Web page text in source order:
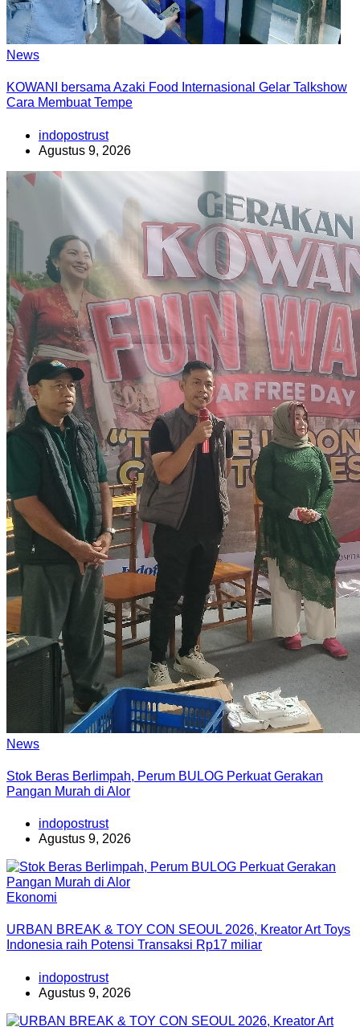
News
KOWANI bersama Azaki Food Internasional Gelar Talkshow
Cara Membuat Tempe
indopostrust
Agustus 9, 2026
News
Stok Beras Berlimpah, Perum BULOG Perkuat Gerakan
Pangan Murah di Alor
indopostrust
Agustus 9, 2026
Ekonomi
URBAN BREAK & TOY CON SEOUL 2026, Kreator Art Toys
Indonesia raih Potensi Transaksi Rp17 miliar
indopostrust
Agustus 9, 2026